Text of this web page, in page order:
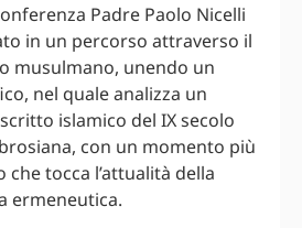
Padre Paolo Nicelli
in un percorso attraverso il
musulmano, unendo un
nel quale analizza un
islamico del IX secolo
con un momento più
tocca l’attualità della
ermeneutica.